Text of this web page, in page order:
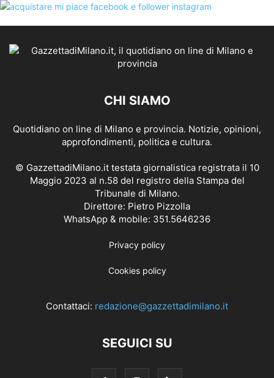
CHI SIAMO
Quotidiano on line di Milano e provincia. Notizie, opinioni,
approfondimenti, politica e cultura.
© GazzettadiMilano.it testata giornalistica registrata il 10
Maggio 2023 al n.58 del registro della Stampa del
Tribunale di Milano.
Direttore: Pietro Pizzolla
WhatsApp & mobile: 351.5646236
Privacy policy
Cookies policy
Contattaci: redazione@gazzettadimilano.it
SEGUICI SU